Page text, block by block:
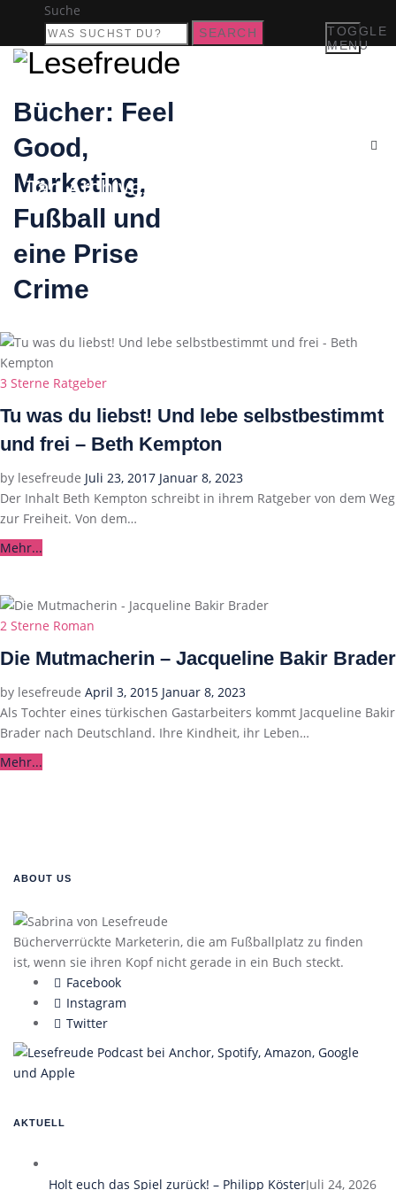
Suche
SEARCH
Bücher: Feel
Good,
Marketing,
Fußball und
eine Prise
Crime
TOGGLE
MENU
Tag Archives:
Categories
3 Sterne Ratgeber
Tu was du liebst! Und lebe selbstbestimmt
und frei – Beth Kempton
by lesefreude Posted
on
Juli 23, 2017 Januar 8, 2023
Der Inhalt Beth Kempton schreibt in ihrem Ratgeber von dem Weg
zur Freiheit. Von dem…
Mehr...
Categories
2 Sterne Roman
Die Mutmacherin – Jacqueline Bakir Brader
by lesefreude Posted
on
April 3, 2015 Januar 8, 2023
Als Tochter eines türkischen Gastarbeiters kommt Jacqueline Bakir
Brader nach Deutschland. Ihre Kindheit, ihr Leben…
Mehr...
ABOUT US
Bücherverrückte Marketerin, die am Fußballplatz zu finden
ist, wenn sie ihren Kopf nicht gerade in ein Buch steckt.
Facebook
Instagram
Twitter
AKTUELL
Holt euch das Spiel zurück! – Philipp KösterJuli 24, 2026